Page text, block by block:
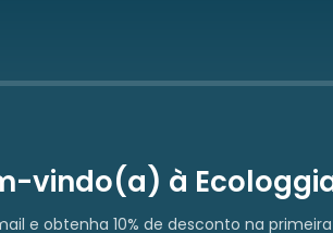
vindo(a) à
e obtenha 10% de desconto na